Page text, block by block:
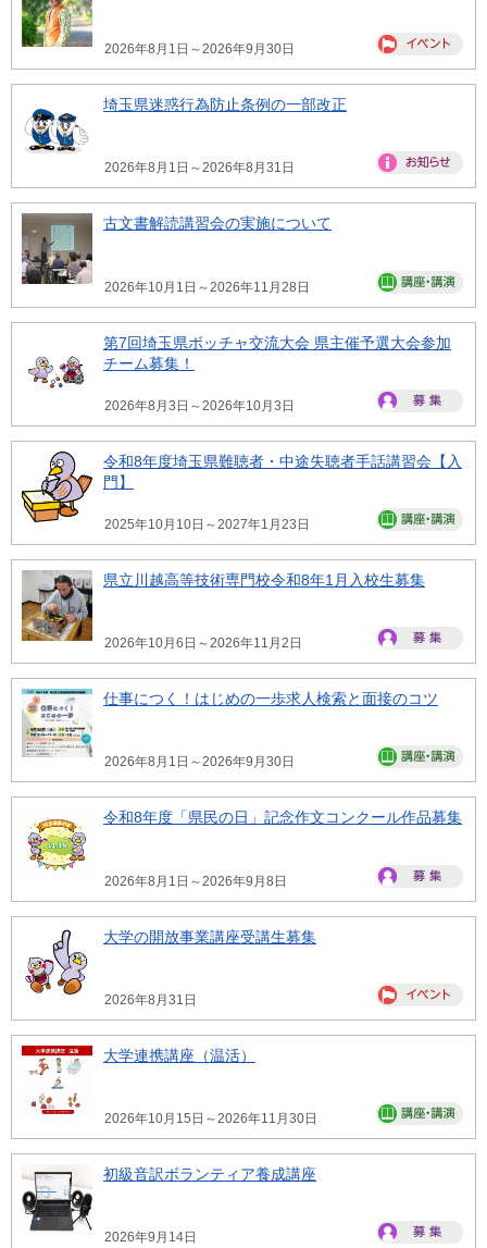
2026年8月1日～2026年9月30日
埼玉県迷惑行為防止条例の一部改正
2026年8月1日～2026年8月31日
古文書解読講習会の実施について
2026年10月1日～2026年11月28日
第7回埼玉県ボッチャ交流大会 県主催予選大会参加
チーム募集！
2026年8月3日～2026年10月3日
令和8年度埼玉県難聴者・中途失聴者手話講習会【入
門】
2025年10月10日～2027年1月23日
県立川越高等技術専門校令和8年1月入校生募集
2026年10月6日～2026年11月2日
仕事につく！はじめの一歩求人検索と面接のコツ
2026年8月1日～2026年9月30日
令和8年度「県民の日」記念作文コンクール作品募集
2026年8月1日～2026年9月8日
大学の開放事業講座受講生募集
2026年8月31日
大学連携講座（温活）
2026年10月15日～2026年11月30日
初級音訳ボランティア養成講座
2026年9月14日